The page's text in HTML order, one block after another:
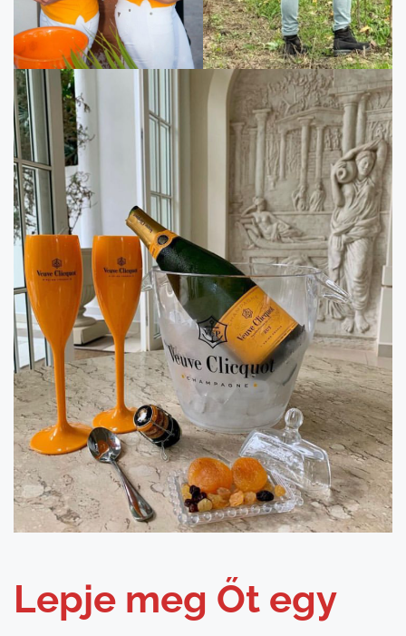
Lepje meg Őt egy